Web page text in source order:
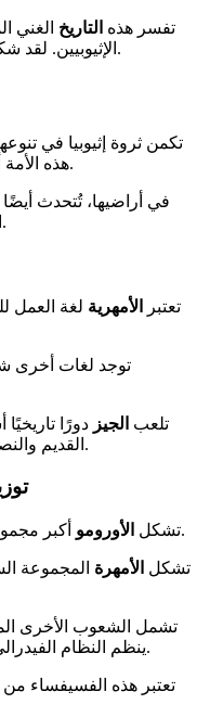
تفسر هذه التاريخ الغني
الإثيوبيين. لقد المتعاقبة هوية وطنية قوية.
تكمن ثروة إثيوبيا في
هذه الأمة أكثر من ثمانين مجموعة عرقية متميزة.
في أراضيها، تُتحدث
الفسيفساء واحدة من أبرز سمات البلاد.
تعتبر الأمهرية
توجد لغات أخرى
تلعب الجيز دورًا
القديم والنصوص الدينية لأكثر من خمسة عشر قرنًا.
تشكل الأورومو أكبر مجموعة. يمثلون حوالي ثلث إجمالي السكان.
تشكل الأمهرة المجموعة
تشمل الشعوب الأخرى
ينظم النظام الفيدرالي الإدارة بناءً على هذا التوزيع الجغرافي.
تعتبر هذه الفسيفساء